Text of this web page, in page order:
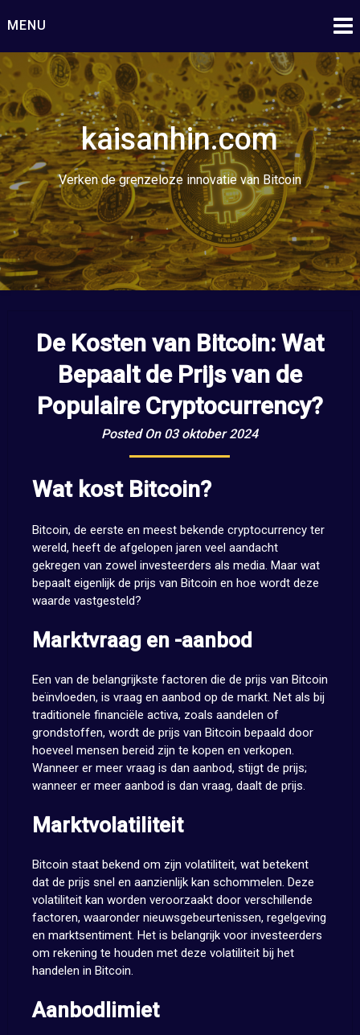
naar
inhoud
MENU
kaisanhin.com
Verken de grenzeloze innovatie van Bitcoin
De Kosten van Bitcoin: Wat
Bepaalt de Prijs van de
Populaire Cryptocurrency?
Posted On 03 oktober 2024
Wat kost Bitcoin?
Bitcoin, de eerste en meest bekende cryptocurrency ter
wereld, heeft de afgelopen jaren veel aandacht
gekregen van zowel investeerders als media. Maar wat
bepaalt eigenlijk de prijs van Bitcoin en hoe wordt deze
waarde vastgesteld?
Marktvraag en -aanbod
Een van de belangrijkste factoren die de prijs van Bitcoin
beïnvloeden, is vraag en aanbod op de markt. Net als bij
traditionele financiële activa, zoals aandelen of
grondstoffen, wordt de prijs van Bitcoin bepaald door
hoeveel mensen bereid zijn te kopen en verkopen.
Wanneer er meer vraag is dan aanbod, stijgt de prijs;
wanneer er meer aanbod is dan vraag, daalt de prijs.
Marktvolatiliteit
Bitcoin staat bekend om zijn volatiliteit, wat betekent
dat de prijs snel en aanzienlijk kan schommelen. Deze
volatiliteit kan worden veroorzaakt door verschillende
factoren, waaronder nieuwsgebeurtenissen, regelgeving
en marktsentiment. Het is belangrijk voor investeerders
om rekening te houden met deze volatiliteit bij het
handelen in Bitcoin.
Aanbodlimiet